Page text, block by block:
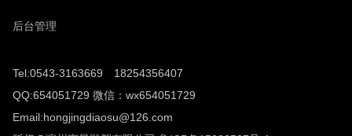
后台管理
Tel:0543-3163669 18254356407
QQ:654051729 微信：wx654051729
Email:hongjingdiaosu@126.com